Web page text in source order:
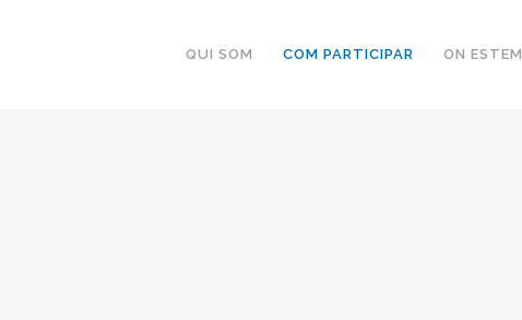
QUI SOM COM PARTICIPAR ON ESTEM